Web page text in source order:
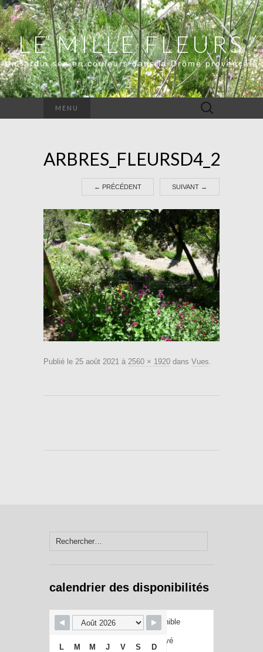
LE MILLE FLEURS
Un jardin sec en couleurs dans la Drôme provençale
MENU Rechercher :
← PRÉCÉDENT SUIVANT →
Publié le 25 août 2021 à 2560 × 1920 dans Vues.
Rechercher :
calendrier des disponibilités
Disponible
Réservé
L M M J V S D